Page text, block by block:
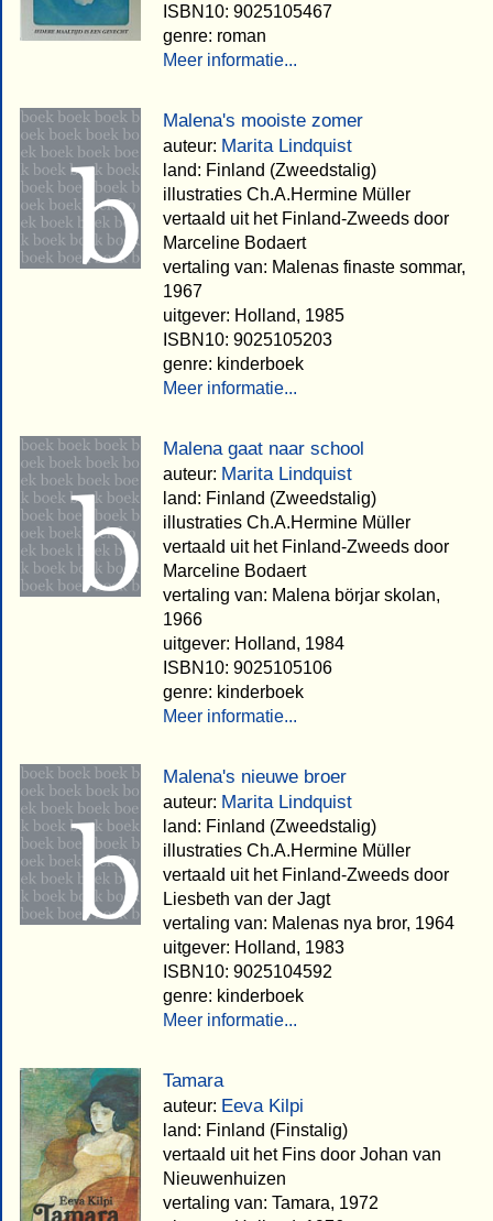
ISBN10: 9025105467
genre: roman
Meer informatie...
Malena's mooiste zomer
auteur: Marita Lindquist
land: Finland (Zweedstalig)
illustraties Ch.A.Hermine Müller
vertaald uit het Finland-Zweeds door
Marceline Bodaert
vertaling van: Malenas finaste sommar,
1967
uitgever: Holland, 1985
ISBN10: 9025105203
genre: kinderboek
Meer informatie...
Malena gaat naar school
auteur: Marita Lindquist
land: Finland (Zweedstalig)
illustraties Ch.A.Hermine Müller
vertaald uit het Finland-Zweeds door
Marceline Bodaert
vertaling van: Malena börjar skolan,
1966
uitgever: Holland, 1984
ISBN10: 9025105106
genre: kinderboek
Meer informatie...
Malena's nieuwe broer
auteur: Marita Lindquist
land: Finland (Zweedstalig)
illustraties Ch.A.Hermine Müller
vertaald uit het Finland-Zweeds door
Liesbeth van der Jagt
vertaling van: Malenas nya bror, 1964
uitgever: Holland, 1983
ISBN10: 9025104592
genre: kinderboek
Meer informatie...
Tamara
auteur: Eeva Kilpi
land: Finland (Finstalig)
vertaald uit het Fins door Johan van
Nieuwenhuizen
vertaling van: Tamara, 1972